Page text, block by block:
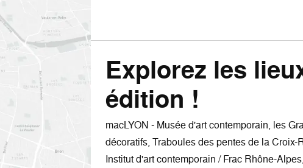
Explorez les
édition !
macLYON - Musée d'art contemporain, les
décoratifs, Traboules des pentes de la
Institut d'art contemporain / Frac Rhône-